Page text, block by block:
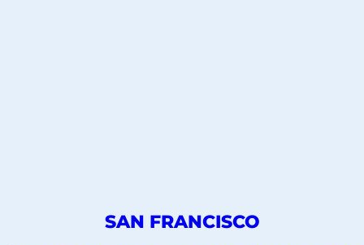
DÉCOUVREZ
SAN FRANCISCO